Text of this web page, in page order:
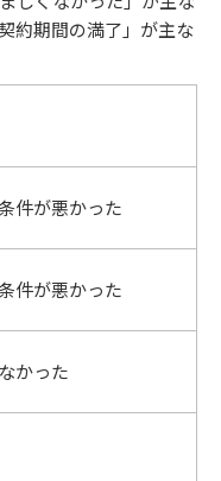
約期間の満了」が主な
件が悪かった
件が悪かった
かった